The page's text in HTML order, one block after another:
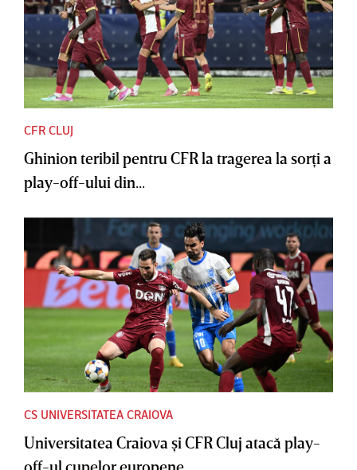
CFR CLUJ
Ghinion teribil pentru CFR la tragerea la sorţi a
play-off-ului din...
CS UNIVERSITATEA CRAIOVA
Universitatea Craiova şi CFR Cluj atacă play-
off-ul cupelor europene...